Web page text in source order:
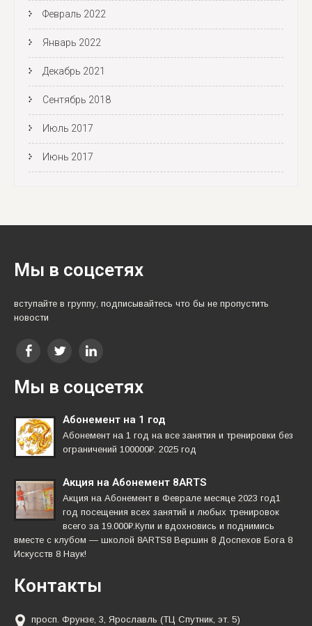
Февраль 2022
Январь 2022
Декабрь 2021
Сентябрь 2018
Июль 2017
Июнь 2017
Мы в соцсетях
вступайте в группу, подписывайтесь что бы не пропустить
новости
Мы в соцсетях
Абонемент на 1 год
Абонемент на 1 год на все занятия и тренировки без
ограничений 100000₽. 2025 год
Акция на Абонемент 8ARTS
Акция на Абонемент в Феврале месяце 2023 год1
год посещения всех занятий и любых тренировок
всего за 19.000₽.Купи и вдохновись и поднимись
вместе с клубом — школой 8ARTS8 Вершин 8 Доспехов Бога 8
Искусств 8 Наук!
Контакты
просп. Фрунзе, 3, Ярославль (ТЦ Спутник, эт. 5)